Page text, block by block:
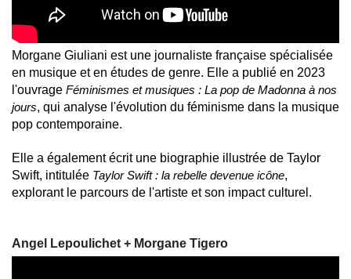
Morgane Giuliani est une journaliste française spécialisée
en musique et en études de genre. Elle a publié en 2023
l'ouvrage Féminismes et musiques : La pop de Madonna à nos
jours, qui analyse l'évolution du féminisme dans la musique
pop contemporaine.
Elle a également écrit une biographie illustrée de Taylor
Swift, intitulée Taylor Swift : la rebelle devenue icône,
explorant le parcours de l'artiste et son impact culturel.
Angel Lepoulichet + Morgane Tigero